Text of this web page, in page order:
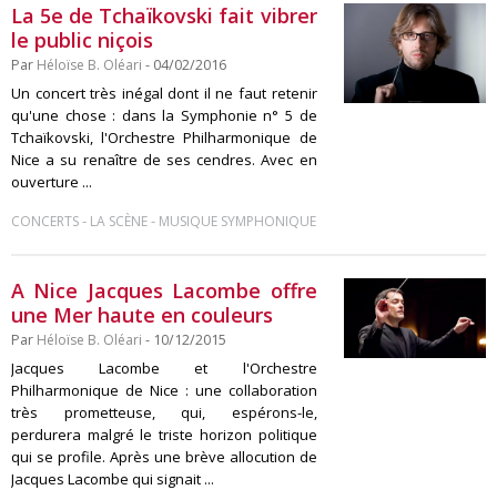
La 5e de Tchaïkovski fait vibrer
le public niçois
Par Héloïse B. Oléari - 04/02/2016
Un concert très inégal dont il ne faut retenir
qu'une chose : dans la Symphonie n° 5 de
Tchaïkovski, l'Orchestre Philharmonique de
Nice a su renaître de ses cendres. Avec en
ouverture ...
CONCERTS- LA SCÈNE- MUSIQUE SYMPHONIQUE
A Nice Jacques Lacombe offre
une Mer haute en couleurs
Par Héloïse B. Oléari - 10/12/2015
Jacques Lacombe et l'Orchestre
Philharmonique de Nice : une collaboration
très prometteuse, qui, espérons-le,
perdurera malgré le triste horizon politique
qui se profile. Après une brève allocution de
Jacques Lacombe qui signait ...